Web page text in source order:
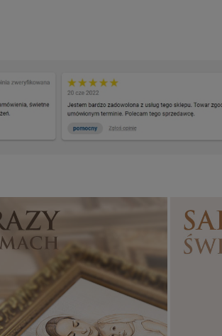
Obrazy religijne
PIĘKNE
WZORY